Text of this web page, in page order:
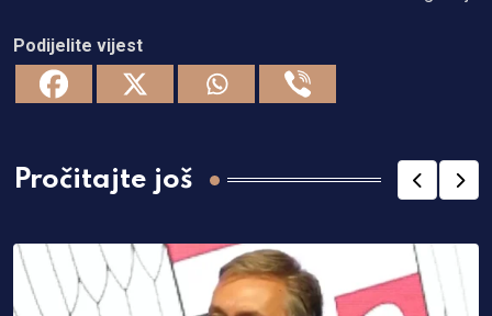
Podijelite vijest
Pročitajte još